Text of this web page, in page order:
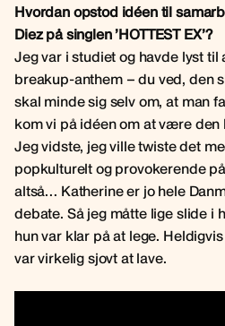
Hvordan opstod idéen til
Diez på singlen ’HOTTEST EX’?
Jeg var i studiet og havde lyst til
breakup-anthem – du ved, den
skal minde sig selv om, at man
kom vi på idéen om at være
Jeg vidste, jeg ville twiste det
popkulturelt og provokerende
altså… Katherine er jo hele
debate. Så jeg måtte lige slide i
hun var klar på at lege.
var virkelig sjovt at lave.